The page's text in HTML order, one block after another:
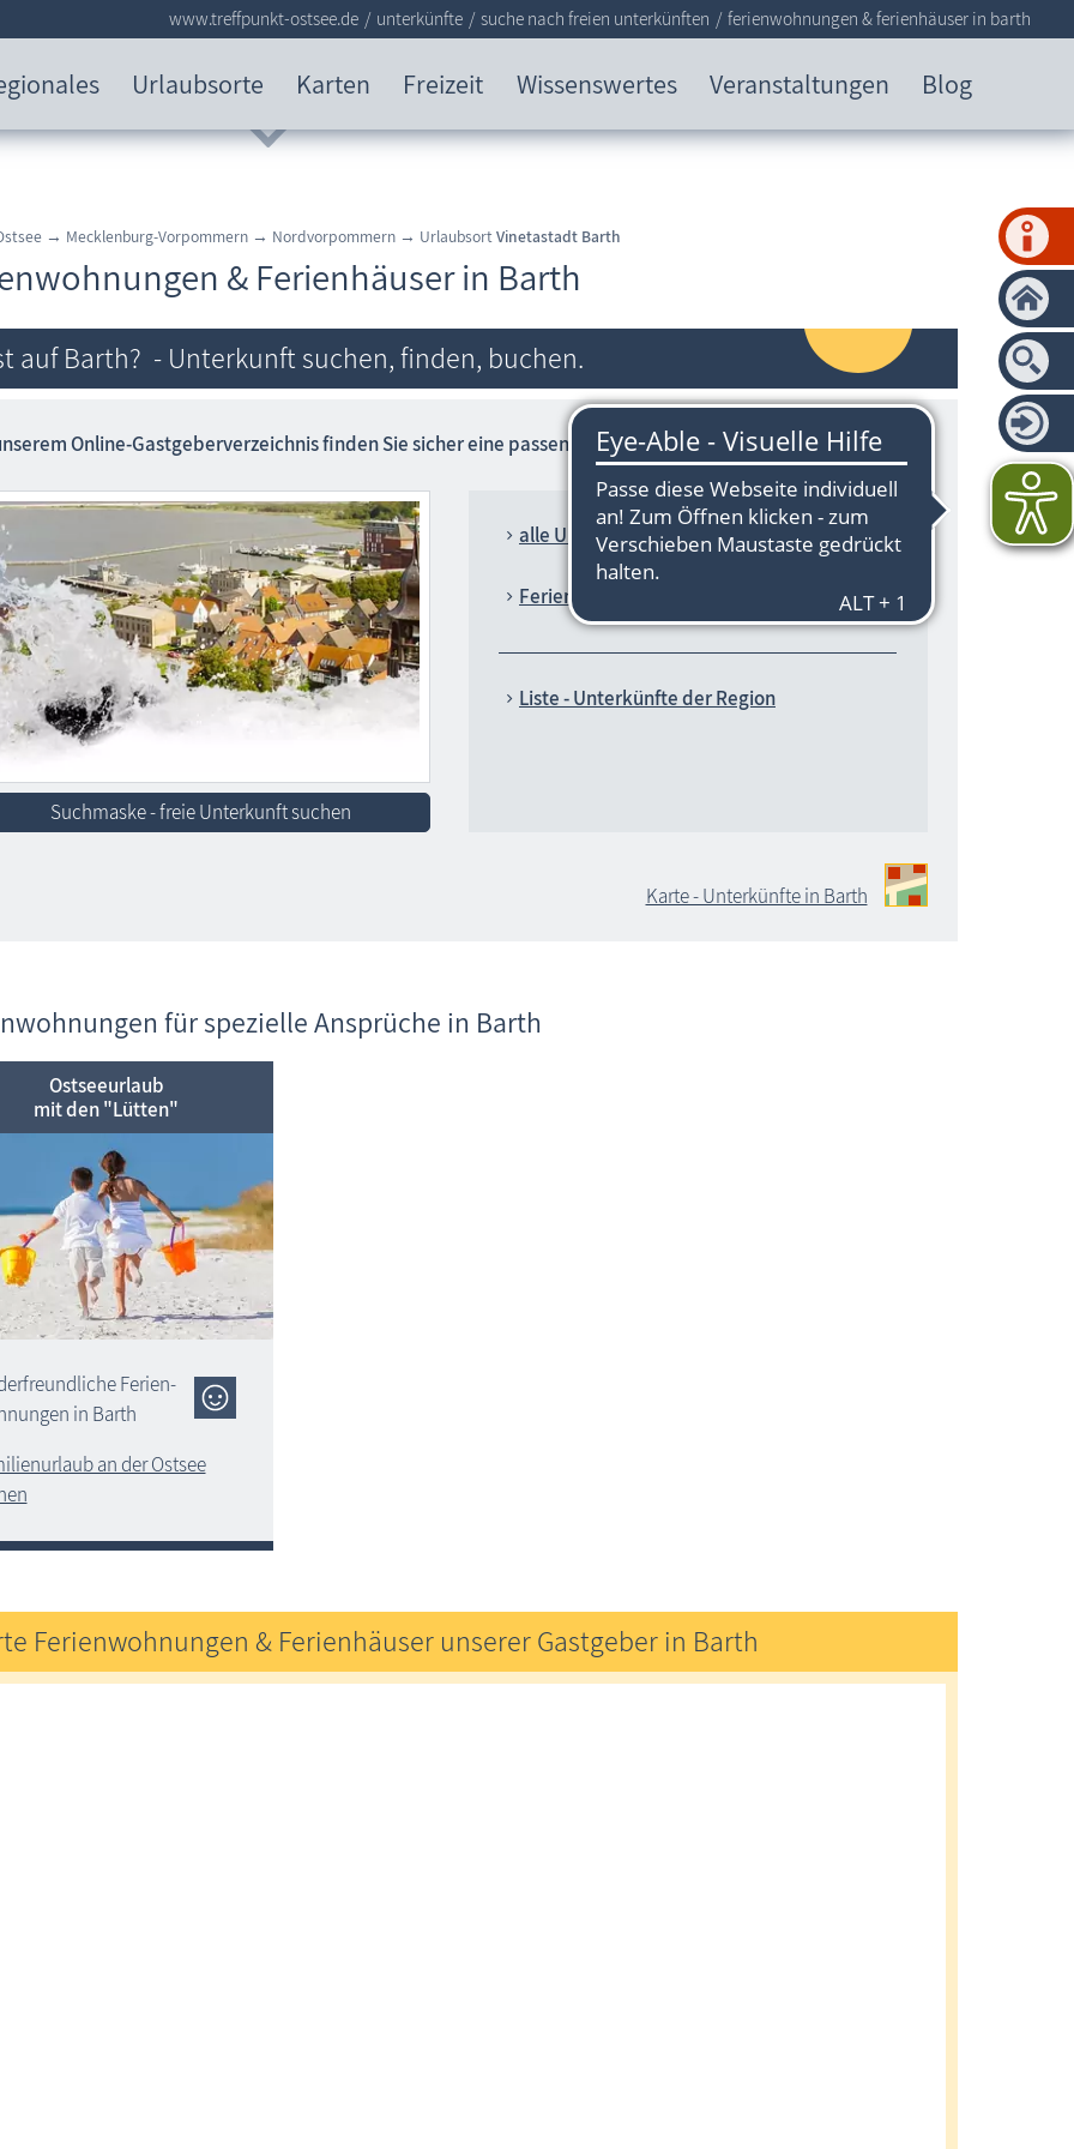
Urlaubsorte Karten Freizeit Wissenswertes Veranstaltungen Blog
www.treffpunkt-ostsee.de unterkünfte suche nach freien unterkünften ferienwohnungen & ferienhäuser in barth
→ Mecklenburg-Vorpommern → Nordvorpommern → Urlaubsort Vinetastadt Barth
& Ferienhäuser in Barth
auf Barth? - Unterkunft suchen, finden, buchen.
Online-Gastgeber­verzeichnis finden Sie sicher eine passende Unterkunft.
Suchmaske - freie Unterkunft suchen
alle Unterkünfte Barth (2)
Ferienhaus (2)
Liste - Unterkünfte der Region
Karte - Unterkünfte in Barth
für spezielle Ansprüche in Barth
Ostseeurlaub
mit den "Lütten"
Ferien­
in Barth
an der Ostsee
Ferienwohnungen & Ferienhäuser unserer Gastgeber in Barth